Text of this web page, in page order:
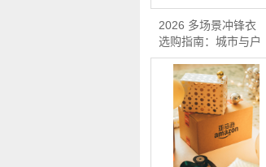
2026 多场景冲锋衣
选购指南：城市与户
外怎…